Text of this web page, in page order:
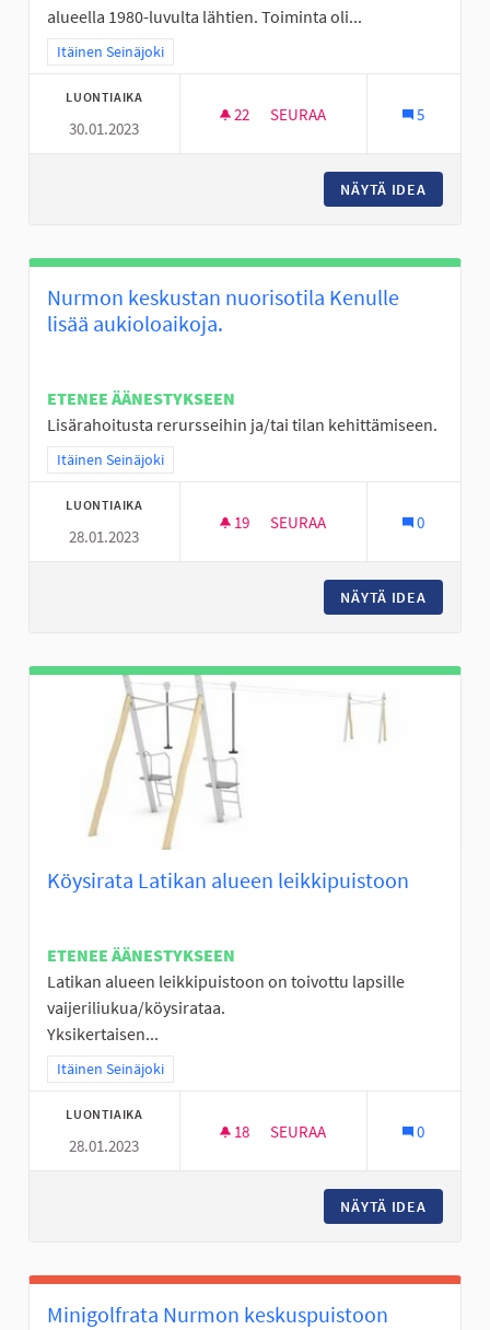
alueella 1980-luvulta lähtien. Toiminta oli...
Rajaa tulokset teeman mukaan: Itäinen Seinäjoki
Itäinen Seinäjoki
LUONTIAIKA
30.01.2023
22 22 SEURAAJAA
SEURAA 5
NÄYTÄ IDEA
Nurmon keskustan nuorisotila Kenulle
lisää aukioloaikoja.
ETENEE ÄÄNESTYKSEEN
Lisärahoitusta rerursseihin ja/tai tilan kehittämiseen.
Rajaa tulokset teeman mukaan: Itäinen Seinäjoki
Itäinen Seinäjoki
LUONTIAIKA
28.01.2023
19 19 SEURAAJAA
SEURAA 0
NÄYTÄ IDEA
Köysirata Latikan alueen leikkipuistoon
ETENEE ÄÄNESTYKSEEN
Latikan alueen leikkipuistoon on toivottu lapsille
vaijeriliukua/köysirataa.
Yksikertaisen...
Rajaa tulokset teeman mukaan: Itäinen Seinäjoki
Itäinen Seinäjoki
LUONTIAIKA
28.01.2023
18 18 SEURAAJAA
SEURAA 0
NÄYTÄ IDEA
Minigolfrata Nurmon keskuspuistoon